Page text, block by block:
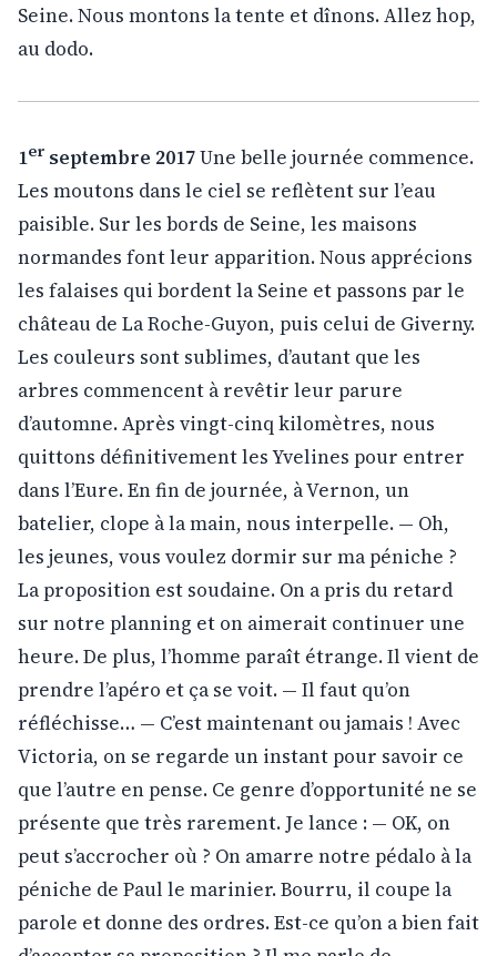
Seine. Nous montons la tente et dînons. Allez hop,
au dodo.
1er septembre 2017Une belle journée commence.
Les moutons dans le ciel se reflètent sur l’eau
paisible. Sur les bords de Seine, les maisons
normandes font leur apparition. Nous apprécions
les falaises qui bordent la Seine et passons par le
château de La Roche-Guyon, puis celui de Giverny.
Les couleurs sont sublimes, d’autant que les
arbres commencent à revêtir leur parure
d’automne. Après vingt-cinq kilomètres, nous
quittons définitivement les Yvelines pour entrer
dans l’Eure. En fin de journée, à Vernon, un
batelier, clope à la main, nous interpelle. — Oh,
les jeunes, vous voulez dormir sur ma péniche ?
La proposition est soudaine. On a pris du retard
sur notre planning et on aimerait continuer une
heure. De plus, l’homme paraît étrange. Il vient de
prendre l’apéro et ça se voit. — Il faut qu’on
réfléchisse… — C’est maintenant ou jamais ! Avec
Victoria, on se regarde un instant pour savoir ce
que l’autre en pense. Ce genre d’opportunité ne se
présente que très rarement. Je lance : — OK, on
peut s’accrocher où ? On amarre notre pédalo à la
péniche de Paul le marinier. Bourru, il coupe la
parole et donne des ordres. Est-ce qu’on a bien fait